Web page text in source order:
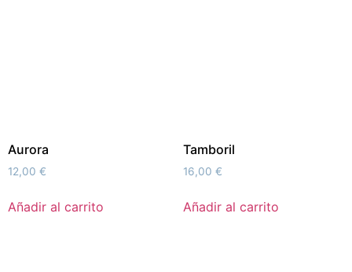
Aurora
12,00 €
Añadir al carrito
Tamboril
16,00 €
Añadir al carrito